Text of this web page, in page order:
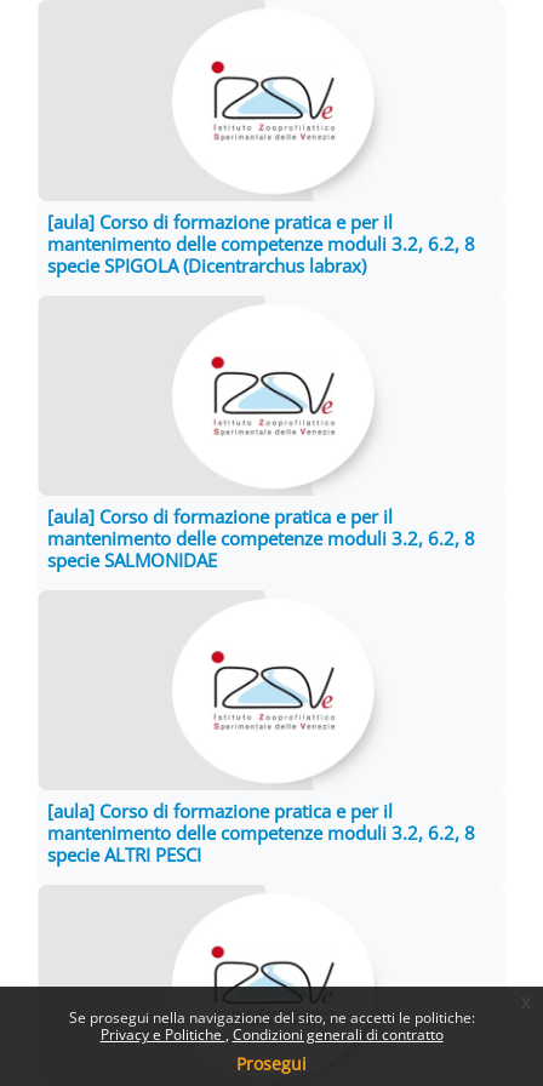
Se prosegui nella navigazione del sito, ne accetti le politiche:
Privacy e Politiche Condizioni generali di contratto
Prosegui
[aula] Corso di formazione pratica e per il
mantenimento delle competenze moduli 3.2, 6.2, 8
specie SPIGOLA (Dicentrarchus labrax)
[aula] Corso di formazione pratica e per il
mantenimento delle competenze moduli 3.2, 6.2, 8
specie SALMONIDAE
[aula] Corso di formazione pratica e per il
mantenimento delle competenze moduli 3.2, 6.2, 8
specie ALTRI PESCI